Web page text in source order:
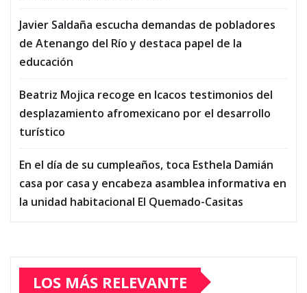
Javier Saldaña escucha demandas de pobladores
de Atenango del Río y destaca papel de la
educación
Beatriz Mojica recoge en Icacos testimonios del
desplazamiento afromexicano por el desarrollo
turístico
En el día de su cumpleaños, toca Esthela Damián
casa por casa y encabeza asamblea informativa en
la unidad habitacional El Quemado-Casitas
LOS MÁS RELEVANTE